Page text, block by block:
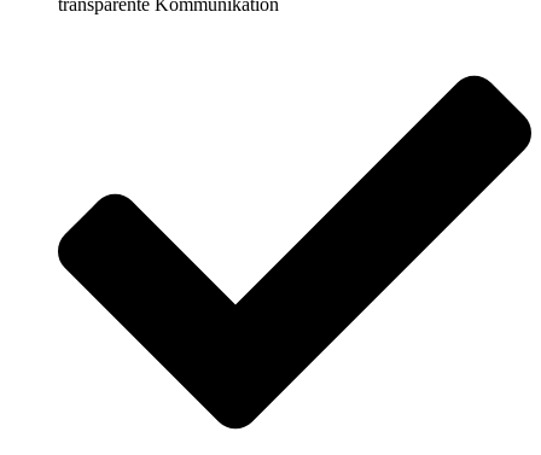
transparente Kommunikation